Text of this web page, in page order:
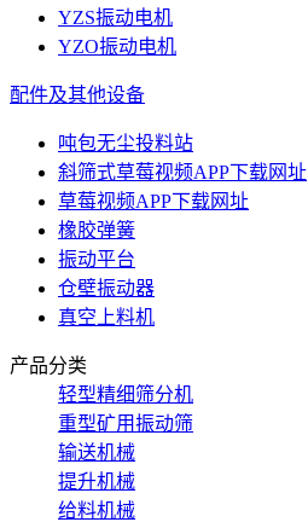
YZS振动电机
YZO振动电机
配件及其他设备
吨包无尘投料站
斜筛式草莓视频APP下载网址
草莓视频APP下载网址
橡胶弹簧
振动平台
仓壁振动器
真空上料机
产品分类
轻型精细筛分机
重型矿用振动筛
输送机械
提升机械
给料机械